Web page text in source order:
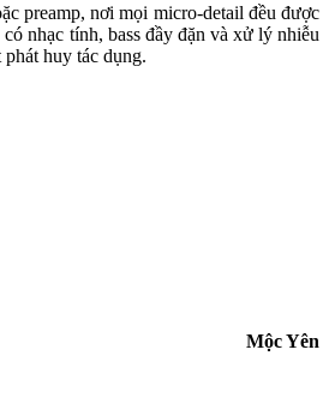
preamp, nơi mọi micro-detail đều được
nhạc tính, bass đầy đặn và xử lý nhiễu
huy tác dụng.
Mộc Yên